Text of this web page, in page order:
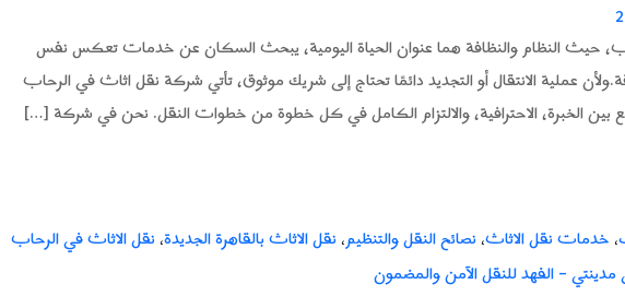
حيث النظام والنظافة هما عنوان الحياة اليومية، يبحث السكان عن خدمات تعكس نفس
عملية الانتقال أو التجديد دائمًا تحتاج إلى شريك موثوق، تأتي شركة نقل اثاث في الرحاب
بين الخبرة، الاحترافية، والالتزام الكامل في كل خطوة من خطوات النقل. نحن في شركة […]
، خدمات نقل الاثاث،نصائح النقل والتنظيم،نقل الاثاث بالقاهرة الجديدة،نقل الاثاث في الرحاب
– الفهد للنقل الآمن والمضمون